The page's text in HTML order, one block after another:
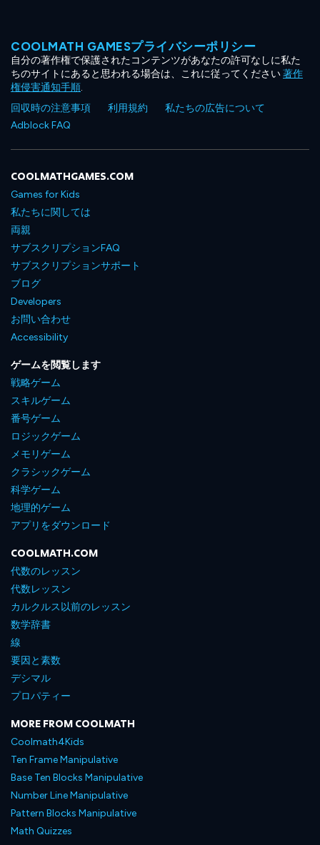
COOLMATH GAMESプライバシーポリシー
自分の著作権で保護されたコンテンツがあなたの許可なしに私た
ちのサイトにあると思われる場合は、これに従ってください著作
権侵害通知手順.
回収時の注意事項
利用規約
私たちの広告について
Adblock FAQ
COOLMATHGAMES.COM
Games for Kids
私たちに関しては
両親
サブスクリプションFAQ
サブスクリプションサポート
ブログ
Developers
お問い合わせ
Accessibility
ゲームを閲覧します
戦略ゲーム
スキルゲーム
番号ゲーム
ロジックゲーム
メモリゲーム
クラシックゲーム
科学ゲーム
地理的ゲーム
アプリをダウンロード
COOLMATH.COM
代数のレッスン
代数レッスン
カルクルス以前のレッスン
数学辞書
線
要因と素数
デシマル
プロパティー
MORE FROM COOLMATH
Coolmath4Kids
Ten Frame Manipulative
Base Ten Blocks Manipulative
Number Line Manipulative
Pattern Blocks Manipulative
Math Quizzes